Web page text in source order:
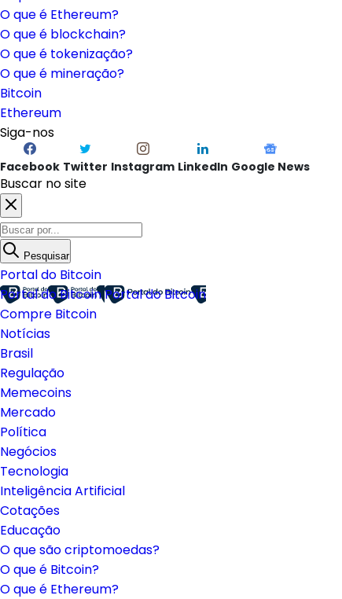
O que é Ethereum?
O que é blockchain?
O que é tokenização?
O que é mineração?
Bitcoin
Ethereum
Siga-nos
Facebook Twitter Instagram LinkedIn Google News
Buscar no site
Pesquisar
Portal do Bitcoin
Portal do BitcoinPortal do Bitcoin
Compre Bitcoin
Notícias
Brasil
Regulação
Memecoins
Mercado
Política
Negócios
Tecnologia
Inteligência Artificial
Cotações
Educação
O que são criptomoedas?
O que é Bitcoin?
O que é Ethereum?